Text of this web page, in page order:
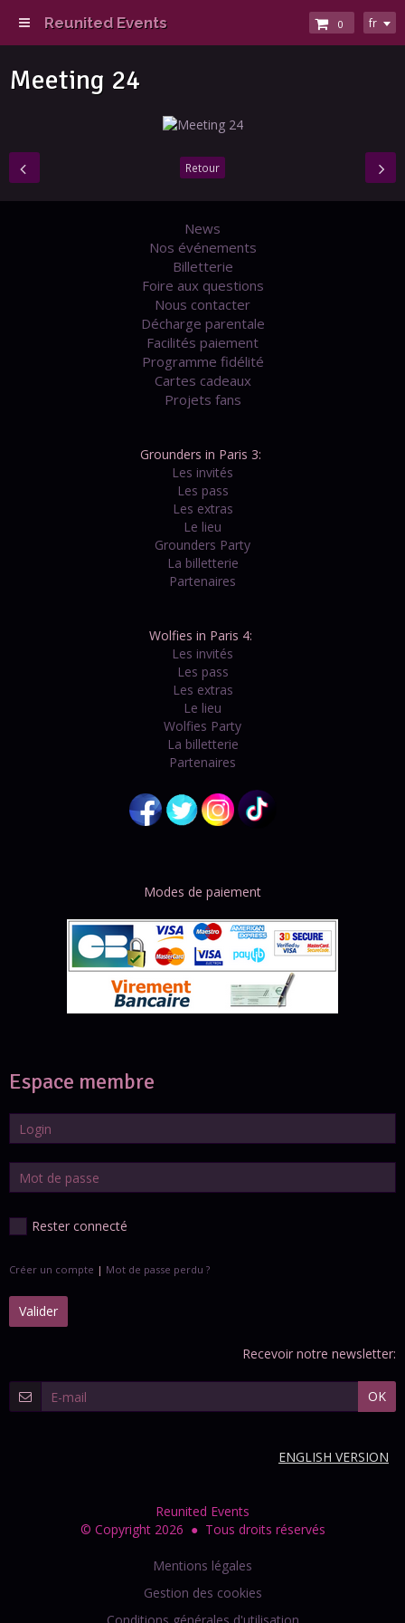
Reunited Events 0 fr
Meeting 24
Retour
News
Nos événements
Billetterie
Foire aux questions
Nous contacter
Décharge parentale
Facilités paiement
Programme fidélité
Cartes cadeaux
Projets fans
Grounders in Paris 3:
Les invités
Les pass
Les extras
Le lieu
Grounders Party
La billetterie
Partenaires
Wolfies in Paris 4:
Les invités
Les pass
Les extras
Le lieu
Wolfies Party
La billetterie
Partenaires
Modes de paiement
Espace membre
Rester connecté
Créer un compte | Mot de passe perdu ?
Valider
Recevoir notre newsletter:
OK
ENGLISH VERSION
Reunited Events
© Copyright 2026 ● Tous droits réservés
Mentions légales
Gestion des cookies